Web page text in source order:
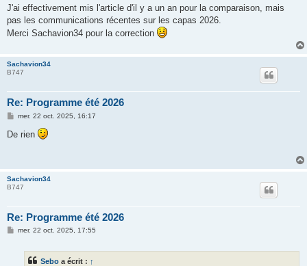
s
a
g
J'ai effectivement mis l'article d'il y a un an pour la comparaison, mais
pas les communications récentes sur les capas 2026.
Merci Sachavion34 pour la correction
Sachavion34
B747
Re: Programme été 2026
M
s
s
mer. 22 oct. 2025, 16:17
De rien
Sachavion34
B747
Re: Programme été 2026
Mmer. 22 oct. 2025, 17:55
Sebo a écrit : ↑